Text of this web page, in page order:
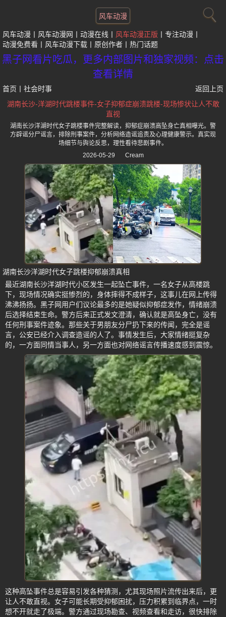
风车动漫
风车动漫 风车动漫网 动漫在线 风车动漫正版
专注动漫
动漫免费看
风车动漫下载 原创作者 热门话题
黑子网看片吃瓜，更多内部图片和独家视频：点击
查看详情
首页 社会时事
返回上页
湖南长沙-洋湖时代跳楼事件-女子抑郁症崩溃跳楼-现场惨状让人不敢
直视
湖南长沙洋湖时代女子跳楼事件完整解读，抑郁症崩溃高坠身亡真相曝光。警
方辟谣分尸谣言，排除刑事案件，分析网络造谣追责及心理健康警示。真实现
场细节与舆论反思，理性看待悲剧事件。
2026-05-29
Cream
湖南长沙洋湖时代女子跳楼抑郁崩溃真相
最近湖南长沙洋湖时代小区发生一起坠亡事件，一名女子从高楼跳
下，现场情况确实挺惨烈的，身体摔得不成样子，这事儿在网上传得
沸沸扬扬。黑子网用户们议论最多的是她疑似抑郁症发作，情绪崩溃
后选择结束生命。警方后来正式发文澄清，确认就是高坠身亡，没有
任何刑事案件迹象。那些关于男朋友分尸扔下来的传闻，完全是谣
言，公安已经介入调查造谣的人了。事情发生后，大家情绪挺复杂
的，一方面同情当事人，另一方面也对网络谣言传播速度感到震惊。
这种高坠事件总是容易引发各种猜测，尤其现场照片流传出来后，更
让人不敢直视。女子可能长期受抑郁困扰，压力积累到临界点，一时
想不开就走了极端。警方通过现场勘查、视频查看和走访，很快排除